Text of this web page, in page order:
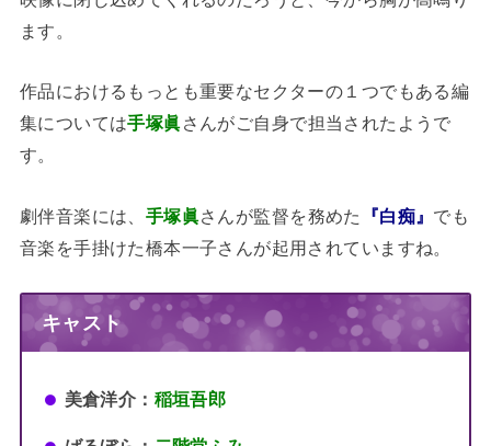
ます。
作品におけるもっとも重要なセクターの１つでもある編
集については手塚眞さんがご自身で担当されたようで
す。
劇伴音楽には、 手塚眞さんが監督を務めた 『白痴』 でも
音楽を手掛けた橋本一子さんが起用されていますね。
キャスト
美倉洋介： 稲垣吾郎